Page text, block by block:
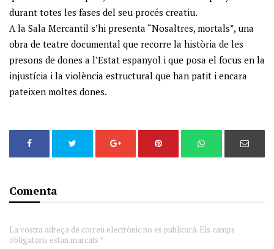
durant totes les fases del seu procés creatiu.
A la Sala Mercantil s’hi presenta “Nosaltres, mortals”, una
obra de teatre documental que recorre la història de les
presons de dones a l’Estat espanyol i que posa el focus en la
injustícia i la violència estructural que han patit i encara
pateixen moltes dones.
Comenta
La vostra adreça de correu electrònic no es publicarà. Els camps
obligatoris estan marcats *